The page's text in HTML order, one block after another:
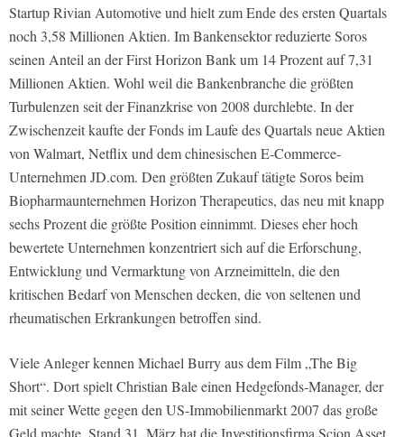
Startup Rivian Automotive und hielt zum Ende des ersten Quartals
noch 3,58 Millionen Aktien. Im Bankensektor reduzierte Soros
seinen Anteil an der First Horizon Bank um 14 Prozent auf 7,31
Millionen Aktien. Wohl weil die Bankenbranche die größten
Turbulenzen seit der Finanzkrise von 2008 durchlebte. In der
Zwischenzeit kaufte der Fonds im Laufe des Quartals neue Aktien
von Walmart, Netflix und dem chinesischen E-Commerce-
Unternehmen JD.com. Den größten Zukauf tätigte Soros beim
Biopharmaunternehmen Horizon Therapeutics, das neu mit knapp
sechs Prozent die größte Position einnimmt. Dieses eher hoch
bewertete Unternehmen konzentriert sich auf die Erforschung,
Entwicklung und Vermarktung von Arzneimitteln, die den
kritischen Bedarf von Menschen decken, die von seltenen und
rheumatischen Erkrankungen betroffen sind.
Viele Anleger kennen Michael Burry aus dem Film „The Big
Short“. Dort spielt Christian Bale einen Hedgefonds-Manager, der
mit seiner Wette gegen den US-Immobilienmarkt 2007 das große